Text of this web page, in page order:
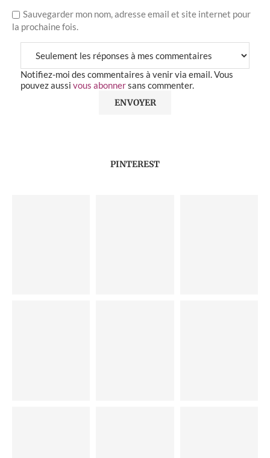
Sauvegarder mon nom, adresse email et site internet pour
la prochaine fois.
Notifiez-moi des commentaires à venir via email. Vous
pouvez aussi vous abonnersans commenter.
PINTEREST